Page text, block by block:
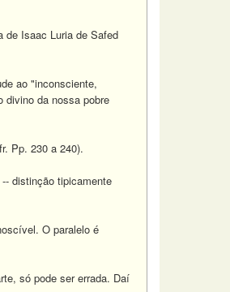
de Isaac Luria de Safed
ao "inconsciente,
divino da nossa pobre
Pp. 230 a 240).
distinção tipicamente
O paralelo é
só pode ser errada. Daí